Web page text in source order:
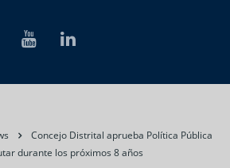
Concejo Distrital aprueba Política Pública
durante los próximos 8 años